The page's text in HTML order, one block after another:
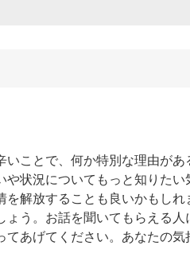
ことで、何か特別な理由が
状況についてもっと知りた
解放することも良いかもし
う。お話を聞いてもらえる
あげてください。あなたの